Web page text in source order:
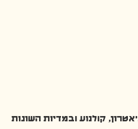
קולנוע ובמדיות השונות